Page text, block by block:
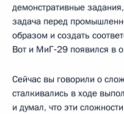
демонстративные
задача перед
образом и создать
Вот и МиГ‑29 появился в
Сейчас вы говорили о
сталкивались в ходе
и думал, что эти